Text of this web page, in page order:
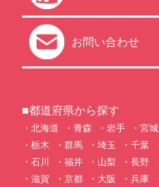
お問い合わせ
■都道府県から探す
北海道 青森 岩手 宮城
栃木
群馬 埼玉 千葉
石川
福井 山梨 長野
滋賀
京都 大阪 兵庫